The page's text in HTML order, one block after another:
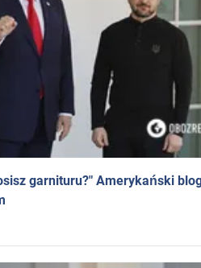
garnituru?" Amerykański